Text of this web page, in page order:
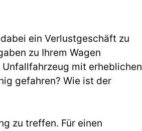
ein Verlustgeschäft zu
zu Ihrem Wagen
mit erheblichen
gefahren? Wie ist der
zu treffen. Für einen